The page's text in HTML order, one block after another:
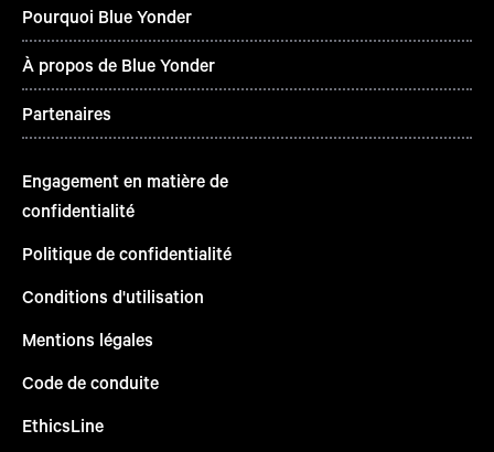
Pourquoi Blue Yonder
À propos de Blue Yonder
Partenaires
Engagement en matière de
confidentialité
Politique de confidentialité
Conditions d'utilisation
Mentions légales
Code de conduite
EthicsLine